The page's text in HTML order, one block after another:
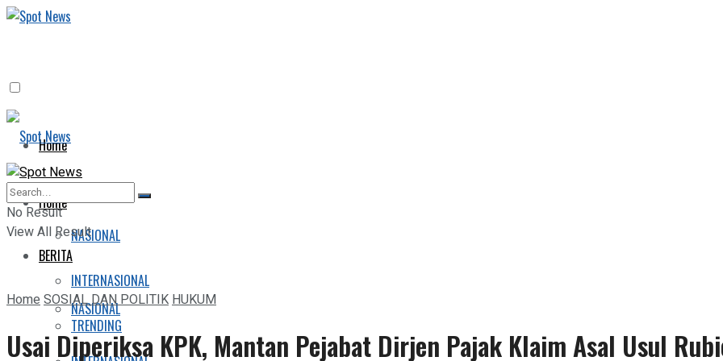
Home
BERITA
NASIONAL
INTERNASIONAL
TRENDING
Home
BERITA
NASIONAL
No Result
View All Result
HomeSOSIAL DAN POLITIKHUKUM
Usai Diperiksa KPK, Mantan Pejabat Dirjen Pajak Klaim Asal Usul